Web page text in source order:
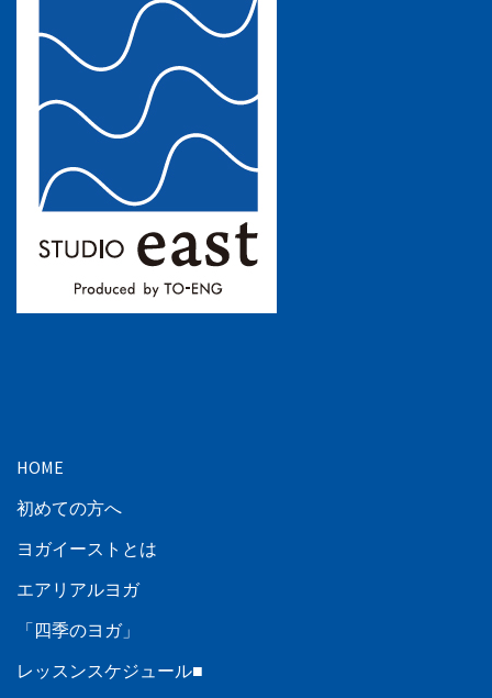
HOME
初めての方へ
ヨガイーストとは
エアリアルヨガ
「四季のヨガ」
レッスンスケジュール■